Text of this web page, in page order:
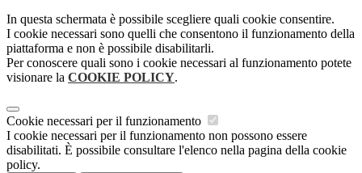
In questa schermata è possibile scegliere quali cookie consentire.
I cookie necessari sono quelli che consentono il funzionamento della
piattaforma e non è possibile disabilitarli.
Per conoscere quali sono i cookie necessari al funzionamento potete
visionare la COOKIE POLICY.
Cookie necessari per il funzionamento
I cookie necessari per il funzionamento non possono essere
disabilitati. È possibile consultare l'elenco nella pagina della cookie
policy.